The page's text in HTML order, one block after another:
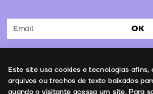
Subscrever Newsletter OK
Contactos
Este site usa cookies e tecnologias afins,
arquivos ou trechos de texto baixados
quando o visitante acessa um site. Para